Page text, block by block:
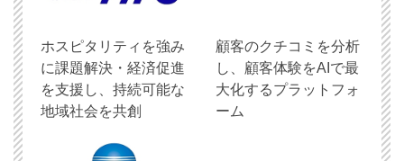
ホスピタリティを強み
に課題解決・経済促進
を支援し、持続可能な
地域社会を共創
顧客のクチコミを分析
し、顧客体験をAIで最
大化するプラットフォ
ーム